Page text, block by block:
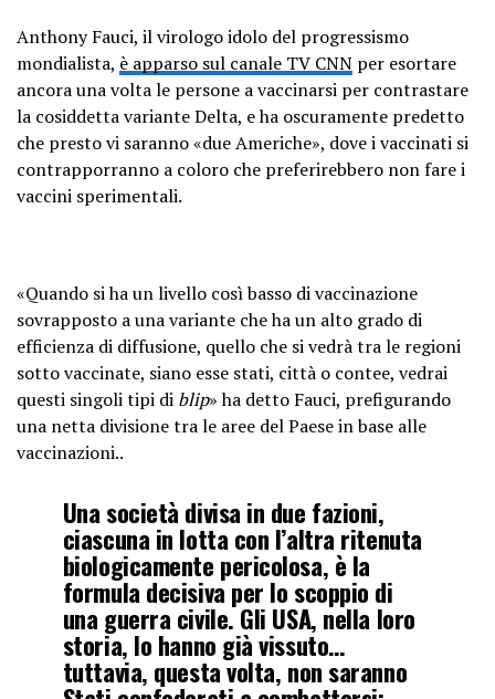
Anthony Fauci, il virologo idolo del progressismo
mondialista, è apparso sul canale TV CNN per esortare
ancora una volta le persone a vaccinarsi per contrastare
la cosiddetta variante Delta, e ha oscuramente predetto
che presto vi saranno «due Americhe», dove i vaccinati si
contrapporranno a coloro che preferirebbero non fare i
vaccini sperimentali.
«Quando si ha un livello così basso di vaccinazione
sovrapposto a una variante che ha un alto grado di
efficienza di diffusione, quello che si vedrà tra le regioni
sotto vaccinate, siano esse stati, città o contee, vedrai
questi singoli tipi di blip» ha detto Fauci, prefigurando
una netta divisione tra le aree del Paese in base alle
vaccinazioni..
Una società divisa in due fazioni,
ciascuna in lotta con l’altra ritenuta
biologicamente pericolosa, è la
formula decisiva per lo scoppio di
una guerra civile. Gli USA, nella loro
storia, lo hanno già vissuto…
tuttavia, questa volta, non saranno